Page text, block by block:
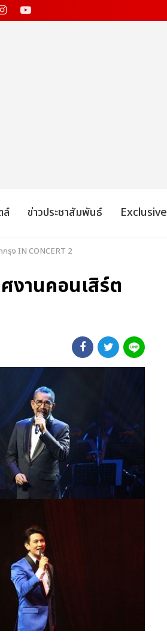
ล์ ข่าวประชาสัมพันธ์ Exclusive
รุง IN CONCERT 2
งานคอนเสิร์ต